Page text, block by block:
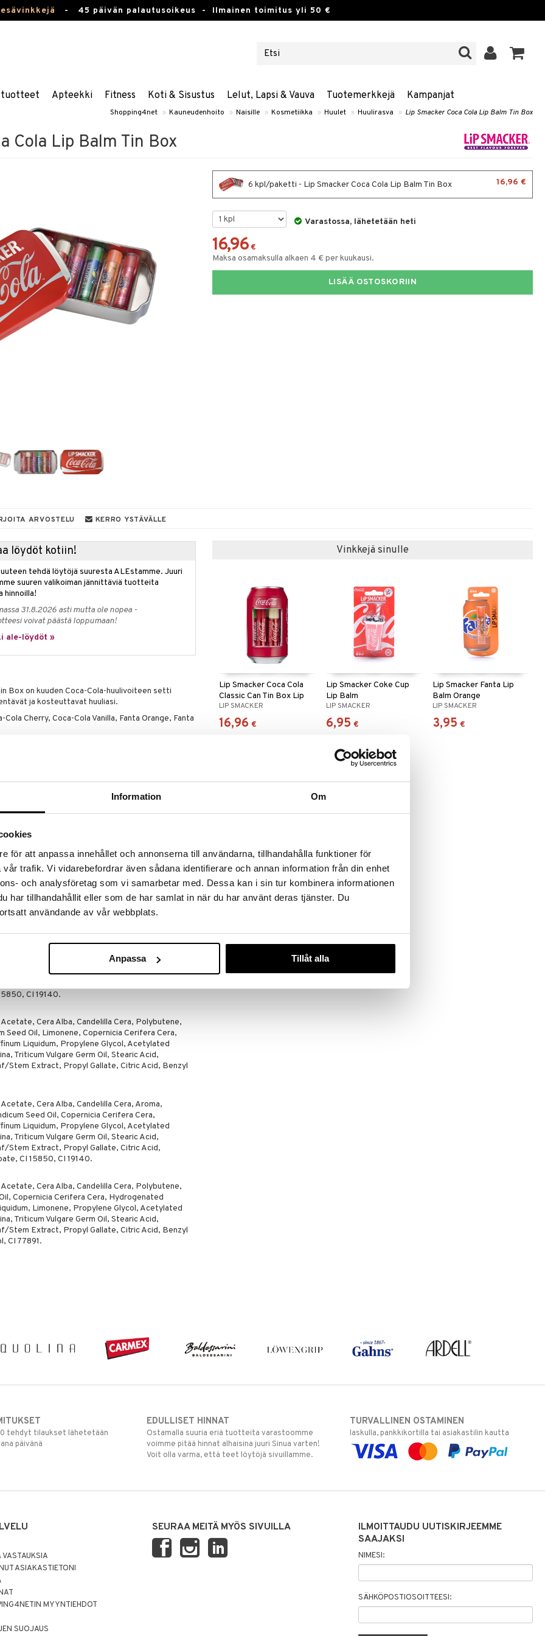
Information Om
för att anpassa innehållet och annonserna till användarna, tillhandahålla funktioner för
trafik. Vi vidarebefordrar även sådana identifierare och annan information från din enhet
och analysföretag som vi samarbetar med. Dessa kan i sin tur kombinera informationen
har tillhandahållit eller som de har samlat in när du har använt deras tjänster. Du
användande av vår webbplats.
Anpassa Tillåt alla
- 45 päivän palautusoikeus - Ilmainen toimitus yli 50 €
Apteekki Fitness Koti & Sisustus Lelut, Lapsi & Vauva Tuotemerkkejä Kampanjat
Shopping4net » Kauneudenhoito » Naisille » Kosmetiikka » Huulet » Huulirasva » Lip Smacker Coca Cola Lip Balm Tin Box
Cola Lip Balm Tin Box
6 kpl/paketti - Lip Smacker Coca Cola Lip Balm Tin Box 16,96 €
Varastossa, lähetetään heti
16,96 €
Maksa osamaksulla alkaen 4 € per kuukausi.
LISÄÄ OSTOSKORIIN
ARVOSTELU KERRO YSTÄVÄLLE
löydöt kotiin!
tehdä löytöjä suuresta ALEstamme. Juuri
suuren valikoiman jännittäviä tuotteita
hinnoilla!
31.8.2026 asti mutta ole nopea -
voivat päästä loppumaan!
ale-löydöt »
Box on kuuden Coca-Cola-huulivoiteen setti
ja kosteuttavat huuliasi.
Cola Cherry, Coca-Cola Vanilla, Fanta Orange, Fanta
Liquidum, Aroma, Propylene Glycol, Acetylated
Geraniol, CI 77499, CI 77491, CI 77492.
Acetate, Cera Alba, Candelilla Cera, Polybutene,
Aroma, Copernicia Cerifera Cera, Hydrogenated
Liquidum, Propylene Glycol, Acetylated
Triticum Vulgare Germ Oil, Stearic Acid,
Stem Extract, Propyl Gallate, Citric Acid,
CI 77491, CI 77492.
Propylene Glycol, Acetylated Lanolin Alcohol, Cera
Oil, Stearic Acid, Sucralose, Stevia Rebaudiana
CI 19140.
Cera Alba, Candelilla Cera, Polybutene,
Seed Oil, Limonene, Copernicia Cerifera Cera,
Liquidum, Propylene Glycol, Acetylated
Triticum Vulgare Germ Oil, Stearic Acid,
Stem Extract, Propyl Gallate, Citric Acid, Benzyl
Cera Alba, Candelilla Cera, Aroma,
Seed Oil, Copernicia Cerifera Cera,
Liquidum, Propylene Glycol, Acetylated
Triticum Vulgare Germ Oil, Stearic Acid,
Stem Extract, Propyl Gallate, Citric Acid,
CI 15850, CI 19140.
Cera Alba, Candelilla Cera, Polybutene,
Copernicia Cerifera Cera, Hydrogenated
Limonene, Propylene Glycol, Acetylated
Triticum Vulgare Germ Oil, Stearic Acid,
Stem Extract, Propyl Gallate, Citric Acid, Benzyl
CI 77891.
Vinkkejä sinulle
Lip Smacker Coca Cola
Classic Can Tin Box Lip
Balm
LIP SMACKER
16,96 €
Lip Smacker Coke Cup
Lip Balm
LIP SMACKER
6,95 €
Lip Smacker Fanta Lip
Balm Orange
LIP SMACKER
3,95 €
tehdyt tilaukset lähetetään
päivänä
EDULLISET HINNAT
Ostamalla suuria eriä tuotteita varastoomme
voimme pitää hinnat alhaisina juuri Sinua varten!
Voit olla varma, että teet löytöjä sivuillamme.
TURVALLINEN OSTAMINEN
laskulla, pankkikortilla tai asiakastilin kautta
ASIAKASTIETONI
MYYNTIEHDOT
SUOJAUS
SEURAA MEITÄ MYÖS SIVUILLA
ILMOITTAUDU UUTISKIRJEEMME
SAAJAKSI
NIMESI:
SÄHKÖPOSTIOSOITTEESI: